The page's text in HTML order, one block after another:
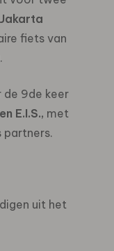
Jakarta
fiets van
.
9de keer
E.I.S., met
partners.
uit het